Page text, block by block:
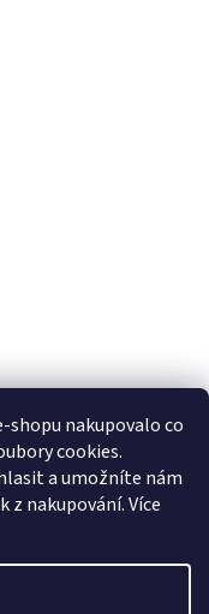
shopu nakupovalo co
cookies.
a umožníte nám
z nakupování.Více
kování Tulip
- perfecting motion